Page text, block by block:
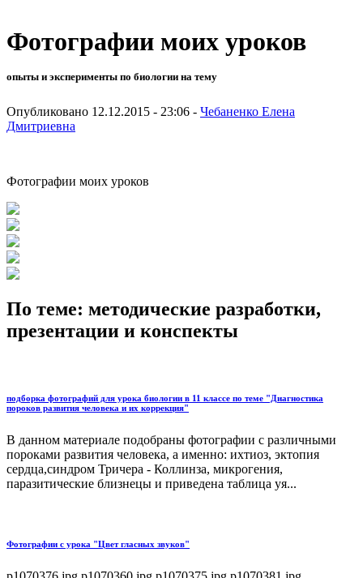
Фотографии моих уроков
опыты и эксперименты по биологии на тему
Опубликовано 12.12.2015 - 23:06 - Чебаненко Елена
Дмитриевна
Фотографии моих уроков
По теме: методические разработки,
презентации и конспекты
подборка фотографий для урока биологии в 11 классе по теме "Диагностика
пороков развития человека и их коррекция"
В данном материале подобраны фотографии с различными
пороками развития человека, а именно: ихтиоз, эктопия
сердца,синдром Тричера - Коллинза, микрогения,
паразитические близнецы и приведена таблица уя...
Фотографии с урока "Цвет гласных звуков"